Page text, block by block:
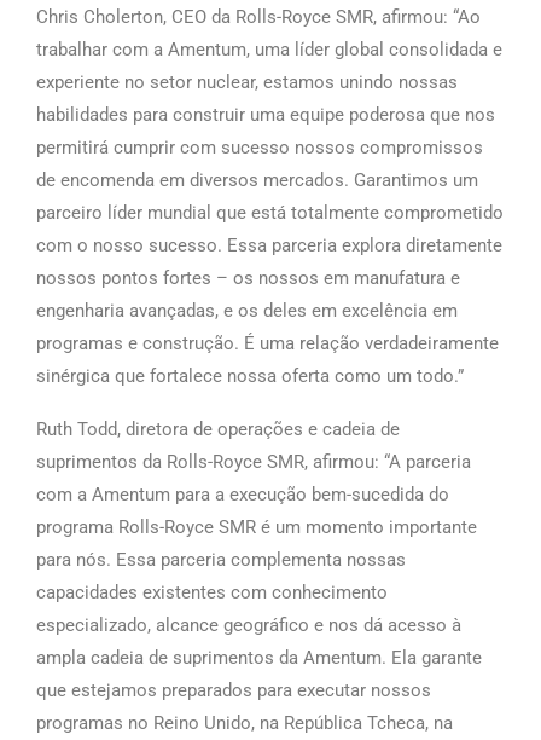
Chris Cholerton, CEO da Rolls-Royce SMR, afirmou: “Ao
trabalhar com a Amentum, uma líder global consolidada e
experiente no setor nuclear, estamos unindo nossas
habilidades para construir uma equipe poderosa que nos
permitirá cumprir com sucesso nossos compromissos
de encomenda em diversos mercados. Garantimos um
parceiro líder mundial que está totalmente comprometido
com o nosso sucesso. Essa parceria explora diretamente
nossos pontos fortes – os nossos em manufatura e
engenharia avançadas, e os deles em excelência em
programas e construção. É uma relação verdadeiramente
sinérgica que fortalece nossa oferta como um todo.”
Ruth Todd, diretora de operações e cadeia de
suprimentos da Rolls-Royce SMR, afirmou: “A parceria
com a Amentum para a execução bem-sucedida do
programa Rolls-Royce SMR é um momento importante
para nós. Essa parceria complementa nossas
capacidades existentes com conhecimento
especializado, alcance geográfico e nos dá acesso à
ampla cadeia de suprimentos da Amentum. Ela garante
que estejamos preparados para executar nossos
programas no Reino Unido, na República Tcheca, na